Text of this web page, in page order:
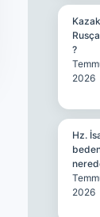
?
2026
Hz.
2026